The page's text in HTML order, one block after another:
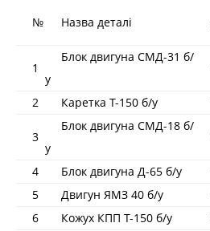
№ Назва деталі
1
Блок двигуна СМД-31 б/
у
2 Каретка Т-150 б/у
3
Блок двигуна СМД-18 б/
у
4 Блок двигуна Д-65 б/у
5
Двигун ЯМЗ 40 б/у
6
Кожух КПП Т-150 б/у